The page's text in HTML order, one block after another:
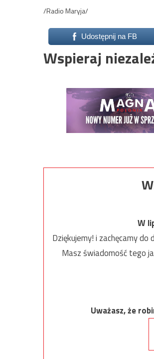
/Radio Maryja/
Udostępnij na FB
Wspieraj
W
Dziękujemy! i zachęcamy
Masz świadomość tego
Uważasz, że